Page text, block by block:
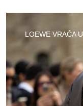
LOEWE VRAĆA